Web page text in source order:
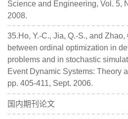
Science and Engineering, Vol. 5,
2008.
35.Ho, Y.-C., Jia, Q.-S., and
between ordinal optimization in
problems and in stochastic
Event Dynamic Systems: Theory
pp. 405-411, Sept. 2006.
国内期刊论文